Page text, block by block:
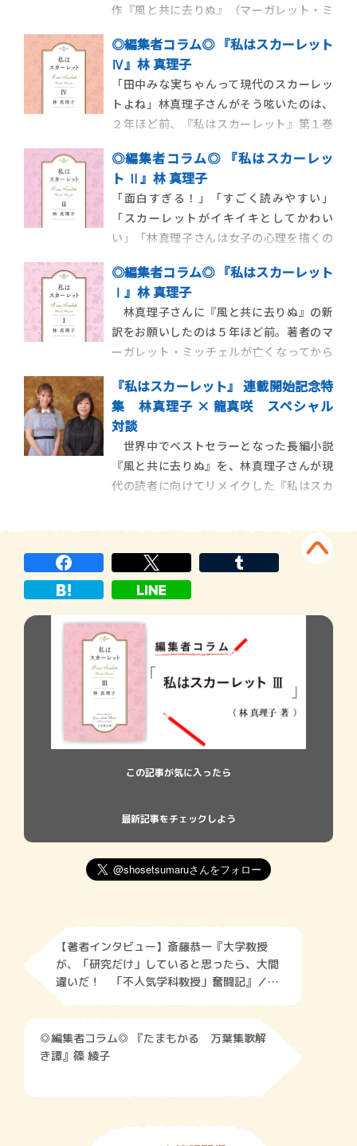
作『風と共に去りぬ』（マーガレット・ミ
ット』が単行本上下巻としていよいよ刊行
されました。これを記念して、下巻巻末に
掲載されている「あとがき」を全文公開し
ます！林さんがなぜ世紀のベストセラー小
説を再構成した
◎編集者コラム◎ 『私はスカーレット
Ⅳ』林 真理子
「田中みな実ちゃんって現代のスカーレッ
トよね」林真理子さんがそう呟いたのは、
２年ほど前、『私はスカーレット』第１巻
途端に「……確かに!!」と、その場にいた全
員が激しく頷いたのです。「とにかく美し
い！でもその裏でめっちゃ努力してるんで
すよね」
◎編集者コラム◎ 『私はスカーレッ
ト Ⅱ』林 真理子
「面白すぎる！」「すごく読みやすい」
「スカーレットがイキイキとしてかわい
い」「林真理子さんは女子の心理を描くの
はスカーレット』待望の第２巻をお届けし
ます。第１巻はありがたいことに大好評で、
こんな嬉しい感想もたくさん頂きました。
本作は、林真理子さんが自身のバイブルで
あるＭ・ミッチェルの名作『風と共に去り
ぬ』を、ヒロイン・スカーレット視点で一
人称小説として
◎編集者コラム◎ 『私はスカーレット
Ⅰ』林 真理子
林真理子さんに『風と共に去りぬ』の新
訳をお願いしたのは５年ほど前。著者のマ
ーガレット・ミッチェルが亡くなってから
たことがきっかけでした。
『私はスカーレット』 連載開始記念特
集 林真理子 × 龍真咲 スペシャル
対談
世界中でベストセラーとなった長編小説
『風と共に去りぬ』を、林真理子さんが現
代の読者に向けてリメイクした『私はスカ
プであり、スカーレット役を演じた経験も
持つ龍真咲さんと林さんが、個性的な美貌
と嵐のような激しい気性を持つヒロインの
魅力、作品の世界観について語り合いまし
た。
この記事が気に入ったら
最新記事をチェックしよう
【著者インタビュー】斎藤恭一『大学教授
が、「研究だけ」していると思ったら、大間
違いだ！ 「不人気学科教授」奮闘記』／少
子化時代、国立大の教授が自ら広報に奔走！
◎編集者コラム◎ 『たまもかる 万葉集歌解
き譚』篠 綾子